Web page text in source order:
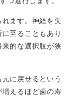
ます。神経を失
至ることもあり
来的な選択肢が狭
に戻せるという
えるほど歯の寿